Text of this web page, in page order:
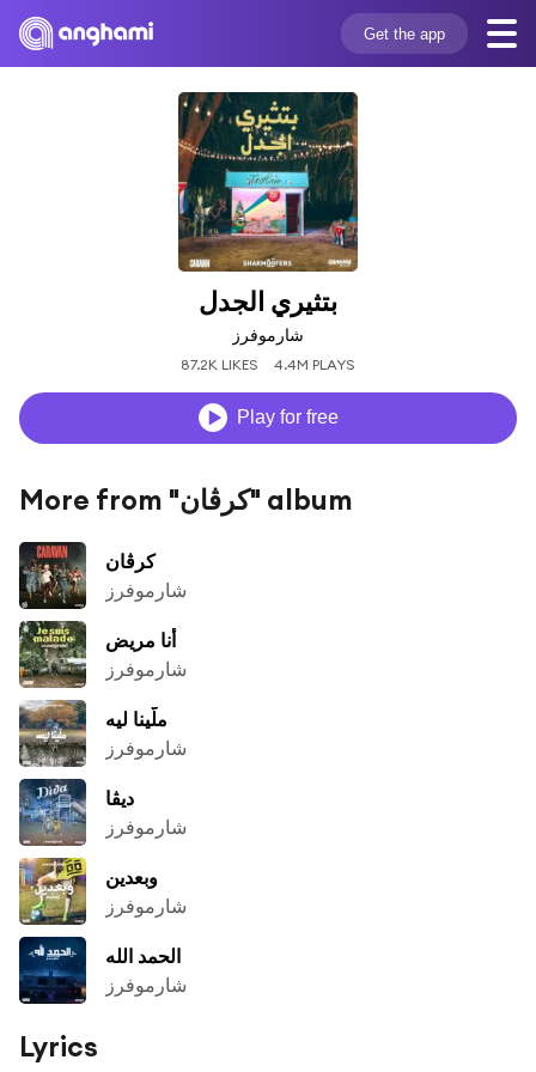
Get the app
بتثيري الجدل
شارموفرز
87.2K LIKES 4.4M PLAYS
Play for free
More from "كرڤان" album
كرڤان
شارموفرز
أنا مريض
شارموفرز
ملّينا ليه
شارموفرز
ديڤا
شارموفرز
وبعدين
شارموفرز
الحمد الله
شارموفرز
Lyrics